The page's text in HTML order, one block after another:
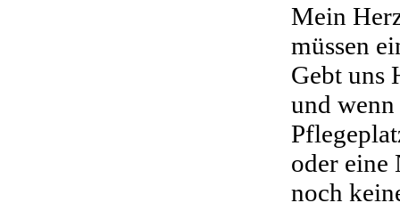
Mein
müssen
Gebt uns
und
oder eine
noch